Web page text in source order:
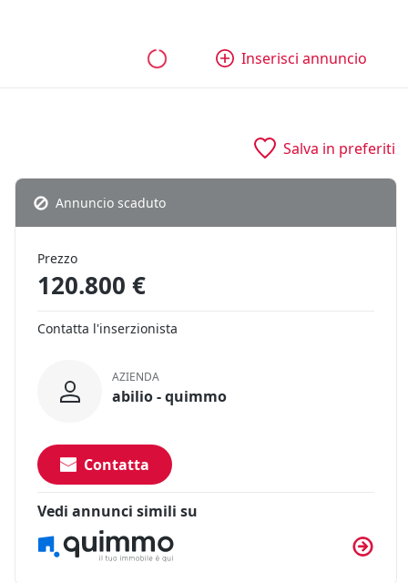
Inserisci annuncio
Salva in preferiti
Annuncio scaduto
Prezzo
120.800 €
Contatta l'inserzionista
AZIENDA
abilio - quimmo
Contatta
Vedi annunci simili su